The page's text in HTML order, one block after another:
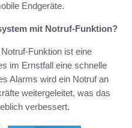
Endgeräte.
mit Notruf-Funktion?
Funktion ist eine
im Ernstfall eine schnelle
Alarms wird ein Notruf an
weitergeleitet, was das
verbessert.